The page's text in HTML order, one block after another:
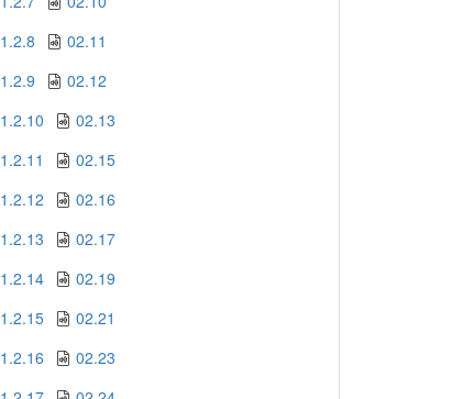
1.2.8
02.11
1.2.9
02.12
1.2.10
02.13
1.2.11
02.15
1.2.12
02.16
1.2.13
02.17
1.2.14
02.19
1.2.15
02.21
1.2.16
02.23